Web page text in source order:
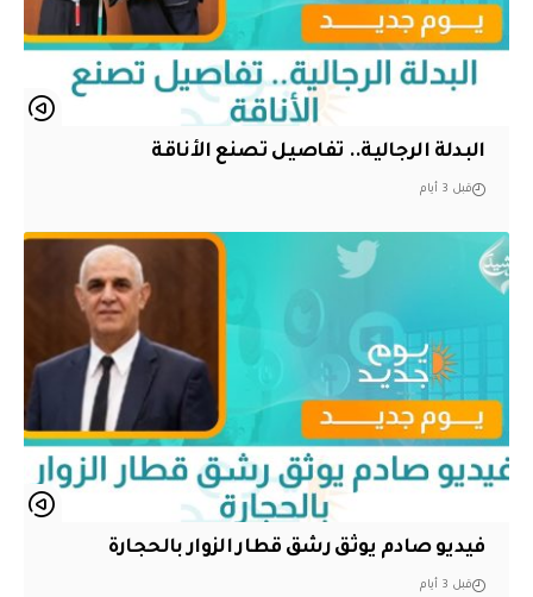
البدلة الرجالية.. تفاصيل تصنع الأناقة
قبل 3 أيام
فيديو صادم يوثق رشق قطار الزوار بالحجارة
قبل 3 أيام